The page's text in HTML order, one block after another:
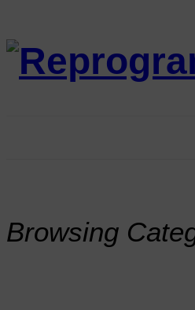
Browsing